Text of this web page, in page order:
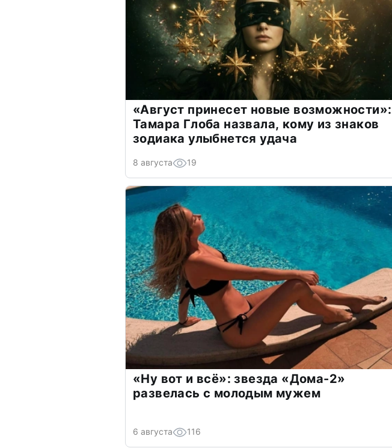
«Август принесет новые возможности»:
Тамара Глоба назвала, кому из знаков
зодиака улыбнется удача
8 августа 19
«Ну вот и всё»: звезда «Дома-2»
развелась с молодым мужем
6 августа 116